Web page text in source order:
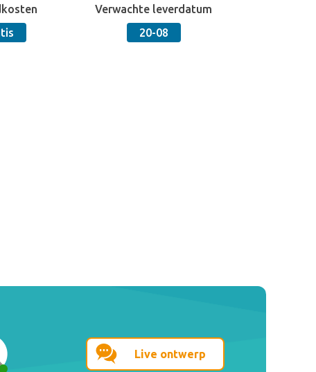
Verwachte leverdatum
20-08
Live ontwerp